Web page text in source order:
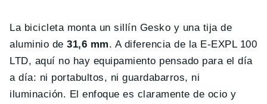
La bicicleta monta un sillín Gesko y una tija de
aluminio de31,6 mm. A diferencia de la E-EXPL 100
LTD, aquí no hay equipamiento pensado para el día
a día: ni portabultos, ni guardabarros, ni
iluminación. El enfoque es claramente de ocio y